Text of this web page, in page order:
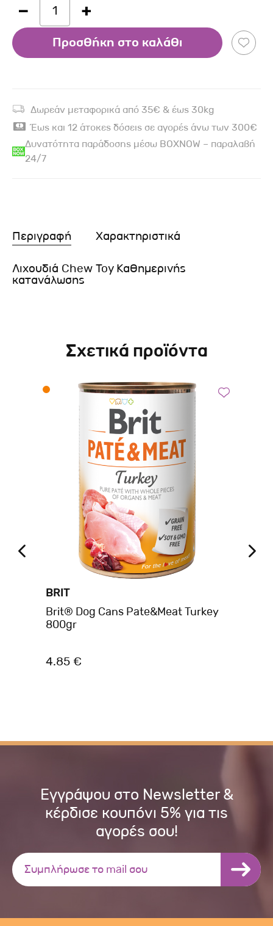
1
Προσθήκη στο καλάθι
Δωρεάν μεταφορικά από 35€ & έως 30kg
Έως και 12 άτοκες δόσεις σε αγορές άνω των 300€
Δυνατότητα παράδοσης μέσω BOXNOW – παραλαβή
24/7
Περιγραφή Χαρακτηριστικά
Λιχουδιά Chew Toy Καθημερινής
κατανάλωσης
Σχετικά προϊόντα
BRIT
Brit® Dog Cans Pate&Meat Turkey
800gr
4.85 €
Εγγράψου στο Newsletter &
κέρδισε κουπόνι 5% για τις
αγορές σου!